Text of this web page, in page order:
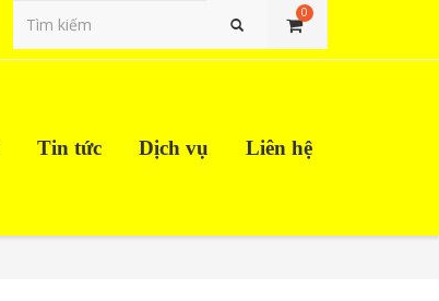
0
Tìm kiếm
Tin tức Dịch vụ Liên hệ